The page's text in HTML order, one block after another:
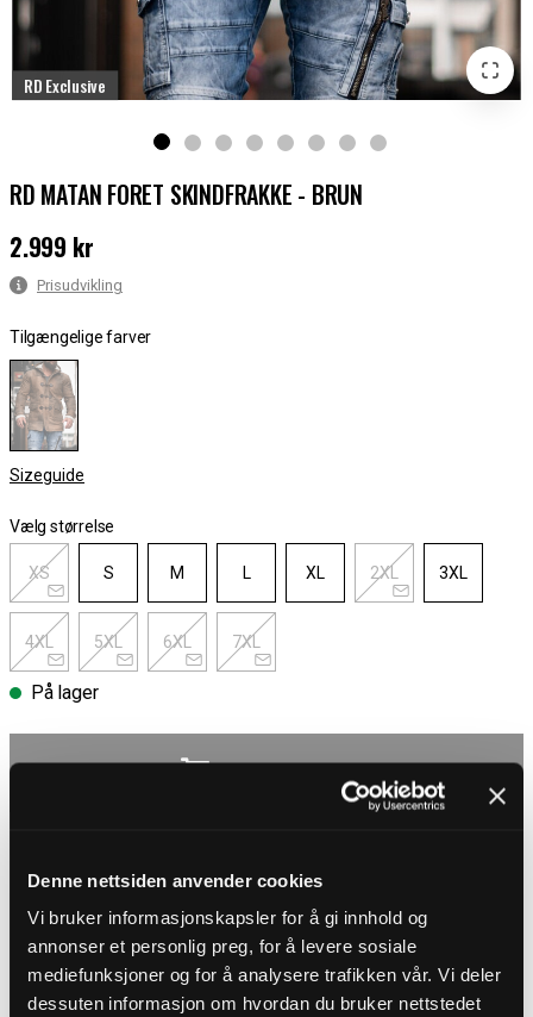
Denne nettsiden anvender cookies
Vi bruker informasjonskapsler for å gi innhold og
annonser et personlig preg, for å levere sosiale
mediefunksjoner og for å analysere trafikken vår. Vi deler
dessuten informasjon om hvordan du bruker nettstedet
RD Exclusive
RD MATAN FORET SKINDFRAKKE - BRUN
Pris:2.999 kr
2.999 kr
Prisudvikling
Tilgængelige farver
Sizeguide
Vælg størrelse
XS S M L XL 2XL 3XL
4XL 5XL 6XL 7XL
På lager
Gratis fragt ved køb over 700 kr
Gratis fragt ved køb over 700 kr
PRODUKTBESKRIVELSE